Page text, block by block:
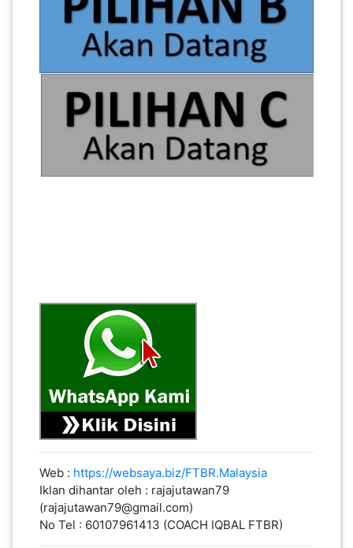
Web : https://websaya.biz/FTBR.Malaysia
Iklan dihantar oleh : rajajutawan79
(rajajutawan79@gmail.com)
No Tel : 60107961413 (COACH IQBAL FTBR)